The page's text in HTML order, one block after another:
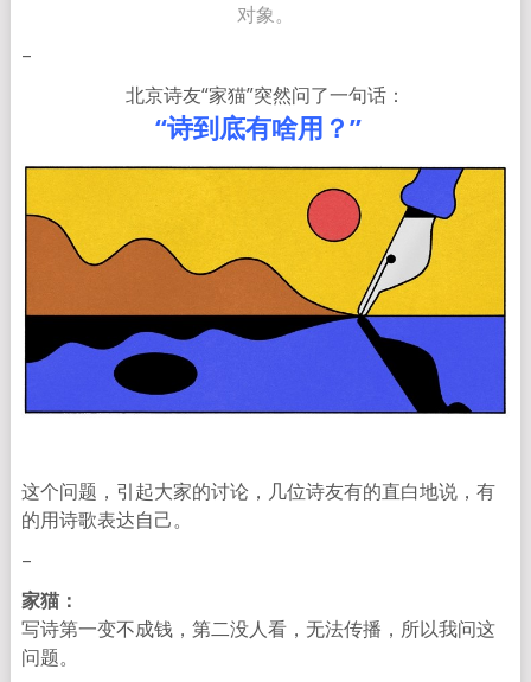
对象。
–
北京诗友“家猫”突然问了一句话：
“诗到底有啥用？”
这个问题，引起大家的讨论，几位诗友有的直白地说，有
的用诗歌表达自己。
–
家猫：
写诗第一变不成钱，第二没人看，无法传播， 所以我问这
问题。